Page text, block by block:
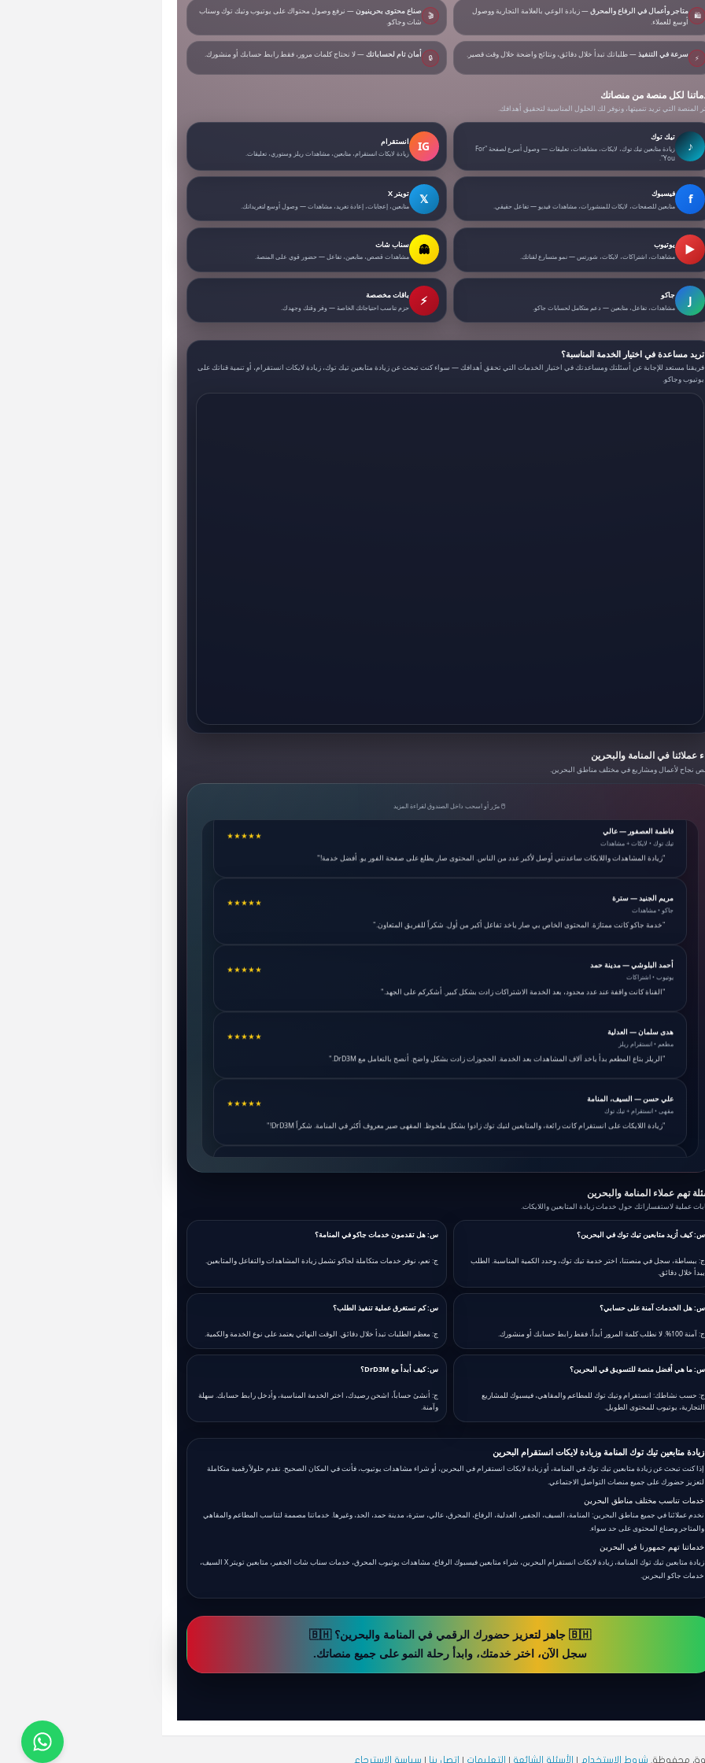
🛍️ متاجر وأعمال في الرفاع والمحرق— زيادة الوعي بالعلامة التجارية ووصول
أوسع للعملاء.
🎬 صناع محتوى بحرينيون— نرفع وصول محتواك على يوتيوب وتيك توك وسناب
شات وجاكو.
⚡ سرعة في التنفيذ— طلباتك تبدأ خلال دقائق، ونتائج واضحة خلال وقت قصير. 🔒 أمان تام لحساباتك— لا نحتاج كلمات مرور، فقط رابط حسابك أو منشورك.
لكل منصة من منصاتك
المنصة التي تريد تنميتها، ونوفر لك الحلول المناسبة لتحقيق أهدافك.
♪
تيك توك
زيادة متابعين تيك توك، لايكات، مشاهدات، تعليقات — وصول أسرع لصفحة "For
You".
IG انستقرام
زيادة لايكات انستقرام، متابعين، مشاهدات ريلز وستوري، تعليقات.
f فيسبوك
متابعين للصفحات، لايكات للمنشورات، مشاهدات فيديو — تفاعل حقيقي. 𝕏 تويتر X
متابعين، إعجابات، إعادة تغريد، مشاهدات — وصول أوسع لتغريداتك.
▶ يوتيوب
مشاهدات، اشتراكات، لايكات، شورتس — نمو متسارع لقناتك. 👻 سناب شات
مشاهدات قصص، متابعين، تفاعل — حضور قوي على المنصة.
J جاكو
مشاهدات، تفاعل، متابعين — دعم متكامل لحسابات جاكو. ⚡ باقات مخصصة
حزم تناسب احتياجاتك الخاصة — وفر وقتك وجهدك.
تريد مساعدة في اختيار الخدمة المناسبة؟
فريقنا مستعد للإجابة عن أسئلتك ومساعدتك في اختيار الخدمات التي تحقق أهدافك — سواء كنت تبحث عن زيادة متابعين تيك توك، زيادة لايكات انستقرام، أو تنمية قناتك على
يوتيوب وجاكو.
عملائنا في المنامة والبحرين
نجاح لأعمال ومشاريع في مختلف مناطق البحرين.
🖱️ مرّر أو اسحب داخل الصندوق لقراءة المزيد
يوتيوب • مشاهدات + اشتراكات
"قناتي على يوتيوب عن التراث البحريني، طلبت مشاهدات واشتراكات. الحمدلله الآن الفيديوهات تطلع في البحث الأول. أنصح بهم."
تيك توك • لايكات + مشاهدات
"زيادة المشاهدات واللايكات ساعدتني أوصل لأكبر عدد من الناس. المحتوى صار يطلع على صفحة الفور يو. أفضل خدمة!"
مريم الجنيد — سترة
"خدمة جاكو كانت ممتازة. المحتوى الخاص بي صار ياخد تفاعل أكبر من أول. شكراً للفريق المتعاون."
أحمد البلوشي — مدينة حمد
"القناة كانت واقفة عند عدد محدود، بعد الخدمة الاشتراكات زادت بشكل كبير. أشكركم على الجهد."
هدى سلمان — العدلية
"الريلز بتاع المطعم بدأ ياخد آلاف المشاهدات بعد الخدمة. الحجوزات زادت بشكل واضح. أنصح بالتعامل مع DrD3M."
علي حسن — السيف، المنامة
"زيادة اللايكات على انستقرام كانت رائعة، والمتابعين لتيك توك زادوا بشكل ملحوظ. المقهى صير معروف أكثر في المنامة. شكراً DrD3M!"
زهراء إبراهيم — الجفير
"خدمات جاكو وسناب شات غيرت تفاعل متابعيني. المحتوى صار يوصل لأكثر من 5 أضعاف قبل. أشكركم على الاحترافية."
نوال راشد — الرفاع
"متجري في الرفاع صار عنده زبائن أكثر بعد استخدام خدمات فيسبوك وتويتر X. التوصيل سريع والنتائج واضحة."
حسين مهدي — المحرق
"قناتي على يوتيوب عن التراث البحريني، طلبت مشاهدات واشتراكات. الحمدلله الآن الفيديوهات تطلع في البحث الأول. أنصح بهم."
تيك توك • لايكات + مشاهدات
★★★★★
"زيادة المشاهدات واللايكات ساعدتني أوصل لأكبر عدد من الناس. المحتوى صار يطلع على صفحة الفور يو. أفضل خدمة!"
مريم الجنيد — سترة
جاكو • مشاهدات
"خدمة جاكو كانت ممتازة. المحتوى الخاص بي صار ياخد تفاعل أكبر من أول. شكراً للفريق المتعاون."
أحمد البلوشي — مدينة حمد
"القناة كانت واقفة عند عدد محدود، بعد الخدمة الاشتراكات زادت بشكل كبير. أشكركم على الجهد."
هدى سلمان — العدلية
مطعم • انستقرام ريلز
"الريلز بتاع المطعم بدأ ياخد آلاف المشاهدات بعد الخدمة. الحجوزات زادت بشكل واضح. أنصح بالتعامل مع DrD3M."
تهم عملاء المنامة والبحرين
عملية لاستفساراتك حول خدمات زيادة المتابعين واللايكات.
س: كيف أزيد متابعين تيك توك في البحرين؟
ج: ببساطة، سجل في منصتنا، اختر خدمة تيك توك، وحدد الكمية المناسبة. الطلب
يبدأ خلال دقائق.
س: هل تقدمون خدمات جاكو في المنامة؟
ج: نعم، نوفر خدمات متكاملة لجاكو تشمل زيادة المشاهدات والتفاعل والمتابعين.
س: هل الخدمات آمنة على حسابي؟
ج: آمنة 100%. لا نطلب كلمة المرور أبداً، فقط رابط حسابك أو منشورك.
س: كم تستغرق عملية تنفيذ الطلب؟
ج: معظم الطلبات تبدأ خلال دقائق. الوقت النهائي يعتمد على نوع الخدمة والكمية.
س: ما هي أفضل منصة للتسويق في البحرين؟
ج: حسب نشاطك: انستقرام وتيك توك للمطاعم والمقاهي، فيسبوك للمشاريع
التجارية، يوتيوب للمحتوى الطويل.
س: كيف أبدأ مع DrD3M؟
ج: أنشئ حساباً، اشحن رصيدك، اختر الخدمة المناسبة، وأدخل رابط حسابك. سهلة
وآمنة.
زيادة متابعين تيك توك المنامة وزيادة لايكات انستقرام البحرين
إذا كنت تبحث عن زيادة متابعين تيك توك في المنامة، أو زيادة لايكات انستقرام في البحرين، أو شراء مشاهدات يوتيوب، فأنت في المكان الصحيح. نقدم حلولاً رقمية متكاملة
لتعزيز حضورك على جميع منصات التواصل الاجتماعي.
خدمات تناسب مختلف مناطق البحرين
نخدم عملائنا في جميع مناطق البحرين: المنامة، السيف، الجفير، العدلية، الرفاع، المحرق، عالي، سترة، مدينة حمد، الحد، وغيرها. خدماتنا مصممة لتناسب المطاعم والمقاهي
والمتاجر وصناع المحتوى على حد سواء.
خدماتنا تهم جمهورنا في البحرين
زيادة متابعين تيك توك المنامة، زيادة لايكات انستقرام البحرين، شراء متابعين فيسبوك الرفاع، مشاهدات يوتيوب المحرق، خدمات سناب شات الجفير، متابعين تويتر X السيف،
خدمات جاكو البحرين.
🇧🇭 جاهز لتعزيز حضورك الرقمي في المنامة والبحرين؟ 🇧🇭
سجل الآن، اختر خدمتك، وابدأ رحلة النمو على جميع منصاتك.
شروط الإستخدام | الأسئلة الشائعة | التعليمات | إتصل بنا | سياسة الإسترجاع